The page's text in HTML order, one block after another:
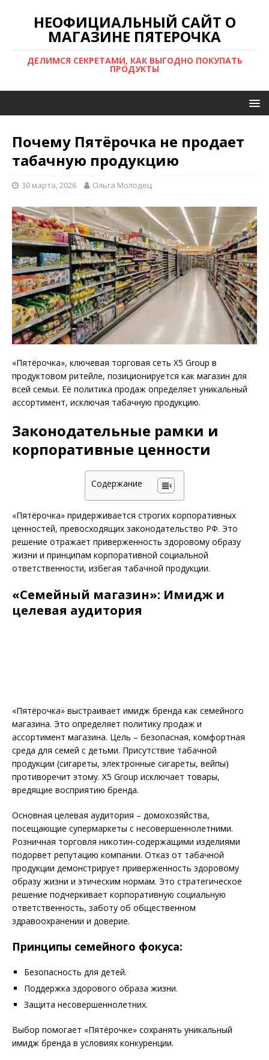
НЕОФИЦИАЛЬНЫЙ САЙТ О
МАГАЗИНЕ ПЯТЕРОЧКА
ДЕЛИМСЯ СЕКРЕТАМИ, КАК ВЫГОДНО ПОКУПАТЬ
ПРОДУКТЫ
Почему Пятёрочка не продает
табачную продукцию
30 марта, 2026 Ольга Молодец
«Пятёрочка», ключевая торговая сеть X5 Group в
продуктовом ритейле, позиционируется как магазин для
всей семьи. Её политика продаж определяет уникальный
ассортимент, исключая табачную продукцию.
Законодательные рамки и
корпоративные ценности
Содержание
«Пятёрочка» придерживается строгих корпоративных
ценностей, превосходящих законодательство РФ. Это
решение отражает приверженность здоровому образу
жизни и принципам корпоративной социальной
ответственности, избегая табачной продукции.
«Семейный магазин»: Имидж и
целевая аудитория
«Пятёрочка» выстраивает имидж бренда как семейного
магазина. Это определяет политику продаж и
ассортимент магазина. Цель – безопасная, комфортная
среда для семей с детьми. Присутствие табачной
продукции (сигареты, электронные сигареты, вейпы)
противоречит этому. X5 Group исключает товары,
вредящие восприятию бренда.
Основная целевая аудитория – домохозяйства,
посещающие супермаркеты с несовершеннолетними.
Розничная торговля никотин-содержащими изделиями
подорвет репутацию компании. Отказ от табачной
продукции демонстрирует приверженность здоровому
образу жизни и этическим нормам. Это стратегическое
решение подчеркивает корпоративную социальную
ответственность, заботу об общественном
здравоохранении и доверие.
Принципы семейного фокуса:
Безопасность для детей.
Поддержка здорового образа жизни.
Защита несовершеннолетних.
Выбор помогает «Пятёрочке» сохранять уникальный
имидж бренда в условиях конкуренции.